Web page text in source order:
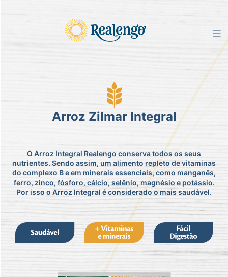
Arroz Zilmar Integral
O Arroz Integral Realengo conserva todos os seus
nutrientes. Sendo assim, um alimento repleto de vitaminas
do complexo B e em minerais essenciais, como manganês,
ferro, zinco, fósforo, cálcio, selênio, magnésio e potássio.
Por isso o Arroz Integral é considerado o mais saudável.